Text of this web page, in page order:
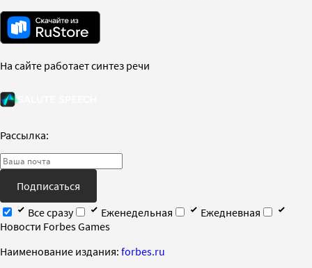
На сайте работает синтез речи
Рассылка:
Подписаться
Все сразу
Еженедельная
Ежедневная
Новости Forbes Games
Наименование издания: forbes.ru